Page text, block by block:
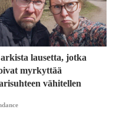
lausetta, jotka
myrkyttää
vähitellen